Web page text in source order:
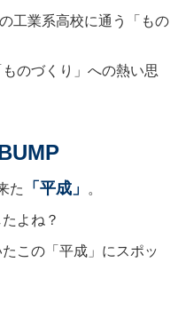
工業系高校に通う「もの
のづくり」への熱い思
た 「平成」 。
よね？
この「平成」にスポッ